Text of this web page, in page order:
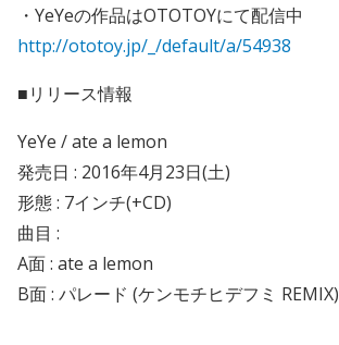
・YeYeの作品はOTOTOYにて配信中
http://ototoy.jp/_/default/a/54938
■リリース情報
YeYe / ate a lemon
発売日 : 2016年4月23日(土)
形態 : 7インチ(+CD)
曲目 :
A面 : ate a lemon
B面 : パレード (ケンモチヒデフミ REMIX)